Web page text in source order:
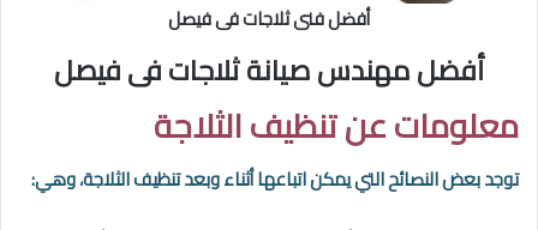
أفضل فنى ثلاجات فى فيصل
أفضل مهندس صيانة ثلاجات فى فيصل
معلومات عن تنظيف الثلاجة
توجد بعض النصائح التي يمكن اتباعها أثناء وبعد تنظيف الثلاجة، وهي: